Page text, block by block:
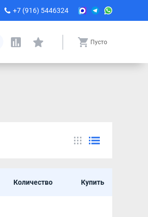
+7 (916) 5446324
Пусто
Количество Купить